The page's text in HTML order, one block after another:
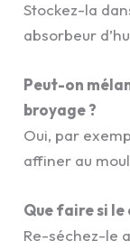
Stockez-la
absorbeur
Peut-on
broyage ?
Oui, par
affiner au
Que faire si le
Re-séchez-le